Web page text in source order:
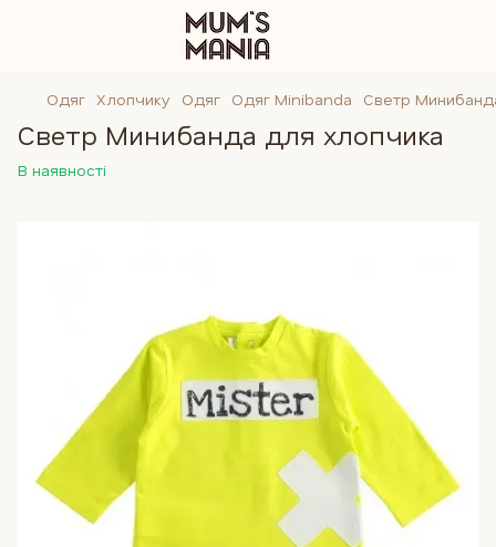
Одяг Хлопчику Одяг Одяг Minibanda Светр
Светр Минибанда для хлопчика
В наявності